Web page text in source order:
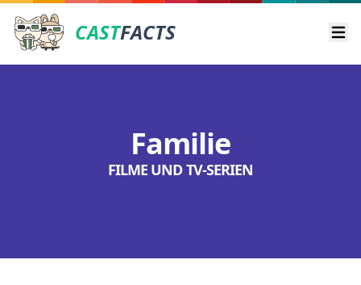
CASTFACTS
Familie
FILME UND TV-SERIEN